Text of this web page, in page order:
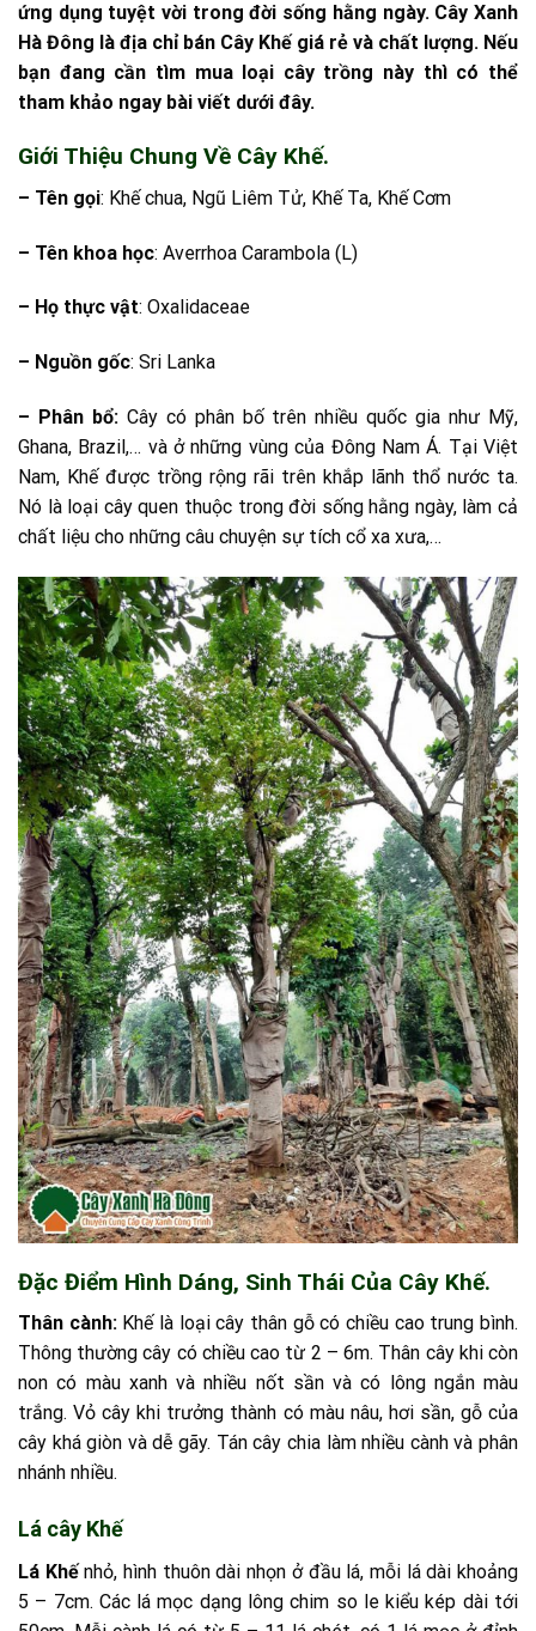
ứng dụng tuyệt vời trong đời sống hằng ngày. Cây Xanh
Hà Đông là địa chỉ bán Cây Khế giá rẻ và chất lượng. Nếu
bạn đang cần tìm mua loại cây trồng này thì có thể
tham khảo ngay bài viết dưới đây.
Giới Thiệu Chung Về Cây Khế.
– Tên gọi: Khế chua, Ngũ Liêm Tử, Khế Ta, Khế Cơm
– Tên khoa học: Averrhoa Carambola (L)
– Họ thực vật: Oxalidaceae
– Nguồn gốc: Sri Lanka
– Phân bổ:Cây có phân bố trên nhiều quốc gia như Mỹ,
Ghana, Brazil,… và ở những vùng của Đông Nam Á. Tại Việt
Nam, Khế được trồng rộng rãi trên khắp lãnh thổ nước ta.
Nó là loại cây quen thuộc trong đời sống hằng ngày, làm cả
chất liệu cho những câu chuyện sự tích cổ xa xưa,…
Đặc Điểm Hình Dáng, Sinh Thái Của Cây Khế.
Thân cành:Khế là loại cây thân gỗ có chiều cao trung bình.
Thông thường cây có chiều cao từ 2 – 6m. Thân cây khi còn
non có màu xanh và nhiều nốt sần và có lông ngắn màu
trắng. Vỏ cây khi trưởng thành có màu nâu, hơi sần, gỗ của
cây khá giòn và dễ gãy. Tán cây chia làm nhiều cành và phân
nhánh nhiều.
Lá cây Khế
Lá Khếnhỏ, hình thuôn dài nhọn ở đầu lá, mỗi lá dài khoảng
5 – 7cm. Các lá mọc dạng lông chim so le kiểu kép dài tới